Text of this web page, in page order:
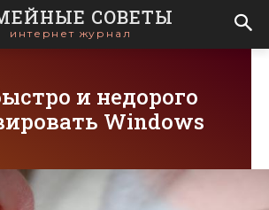
СОВЕТЫ
интернет журнал
и недорого
Windows